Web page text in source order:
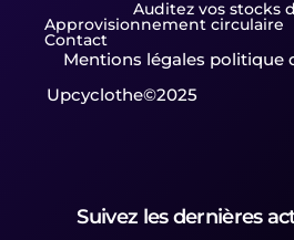
Auditez vos stocks
Approvisionnement circulaire
Contact
Mentions légales politique
Upcyclothe©2025
Suivez les dernières